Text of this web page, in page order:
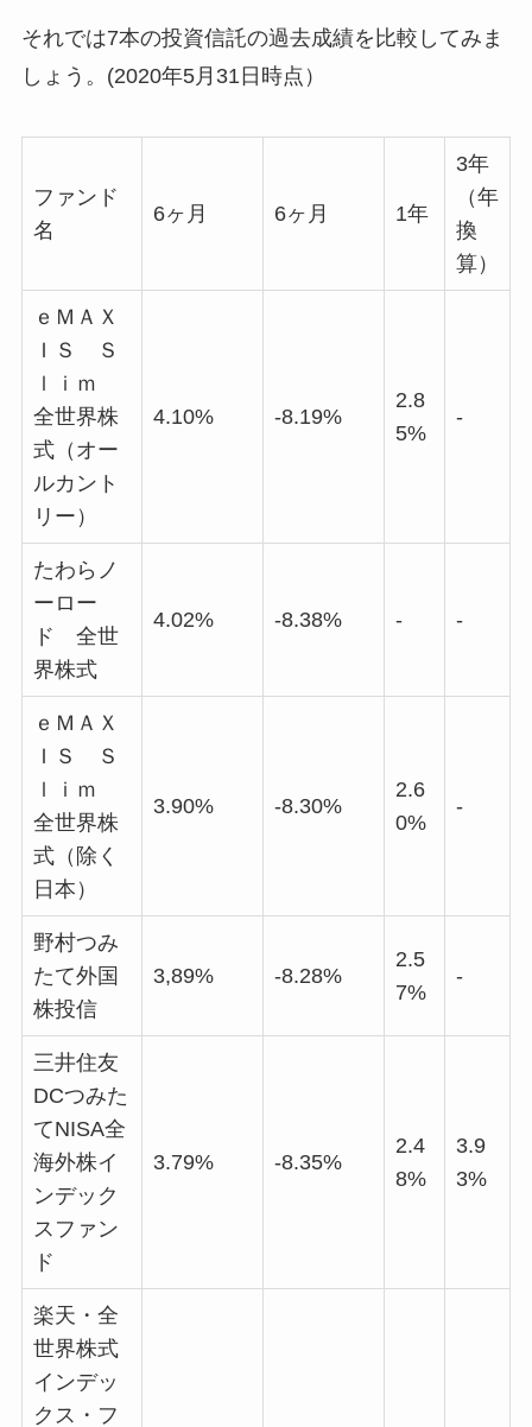
それでは7本の投資信託の過去成績を比較してみま
しょう。(2020年5月31日時点）
ファンド
名
6ヶ月 6ヶ月 1年
3年
（年
換
算）
ｅＭＡＸ
ＩＳ Ｓ
ｌｉｍ
全世界株
式（オー
ルカント
リー）
4.10% -8.19%
2.8
5%
-
たわらノ
ーロー
ド 全世
界株式
4.02% -8.38% - -
ｅＭＡＸ
ＩＳ Ｓ
ｌｉｍ
全世界株
式（除く
日本）
3.90% -8.30%
2.6
0%
-
野村つみ
たて外国
株投信
3,89% -8.28%
2.5
7%
-
三井住友
DCつみた
てNISA全
海外株イ
ンデック
スファン
ド
3.79% -8.35%
2.4
8%
3.9
3%
楽天・全
世界株式
インデッ
クス・フ